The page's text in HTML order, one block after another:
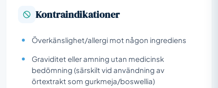
Kontraindikationer
Överkänslighet/allergi mot någon ingrediens
Graviditet eller amning utan medicinsk
bedömning (särskilt vid användning av
örtextrakt som gurkmeja/boswellia)